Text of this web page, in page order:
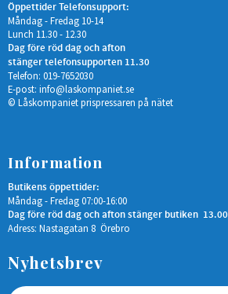
Öppettider Telefonsupport:
Måndag - Fredag 10-14
Lunch 11.30 - 12.30
Dag före röd dag och afton
stänger telefonsupporten 11.30
Telefon: 019-7652030
E-post: info@laskompaniet.se
© Låskompaniet prispressaren på nätet
Information
Butikens öppettider:
Måndag - Fredag 07:00-16:00
Dag före röd dag och afton stänger butiken 13.00
Adress: Nastagatan 8 Örebro
Nyhetsbrev